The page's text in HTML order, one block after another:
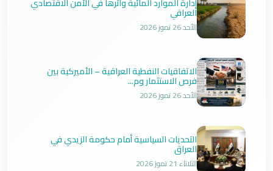
العراقي
الأحد 26 تموز 2026
الاتفاقيات النفطية العراقية – الأميركية بين
فرص الاستثمار وم...
الأحد 26 تموز 2026
التحديات السياسية أمام حكومة الزيدي في
العراق
الثلاثاء 21 تموز 2026